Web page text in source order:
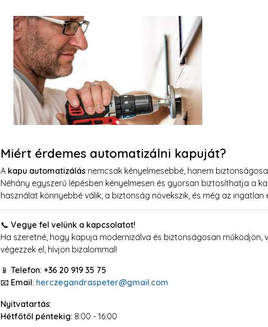
Miért érdemes automatizálni kapuját?
A kapu automatizálás nemcsak kényelmesebbé, hanem
Néhány egyszerű lépésben kényelmesen és gyorsan biztosíthatja a
használat könnyebbé válik, a biztonság növekszik, és még az ingatlan
📞 Vegye fel velünk a kapcsolatot!
Ha szeretné, hogy kapuja modernizálva és biztonságosan működjön,
végezzek el, hívjon bizalommal!
📱 Telefon: +36 20 919 35 75
📧 Email: herczegandraspeter@gmail.com
Nyitvatartás:
Hétfőtől péntekig: 8:00 - 16:00